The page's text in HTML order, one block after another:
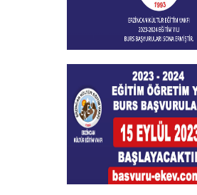
Burs Başvuları Sona Ermiştir
+